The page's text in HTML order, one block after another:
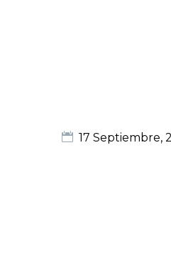
17 Septiembre,